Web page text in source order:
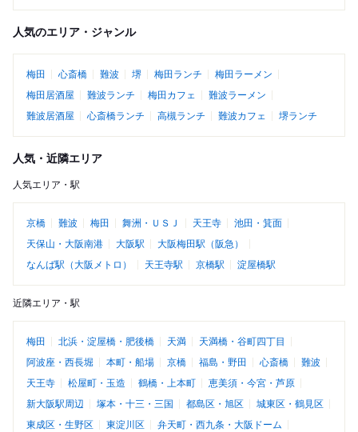
人気のエリア・ジャンル
梅田 心斎橋 難波 堺 梅田ランチ
梅田ラーメン
梅田居酒屋
難波ランチ 梅田カフェ
難波ラーメン
難波居酒屋
心斎橋ランチ 高槻ランチ 難波カフェ 堺ランチ
人気・近隣エリア
人気エリア・駅
京橋 難波 梅田 舞洲・ＵＳＪ 天王寺
池田・箕面
天保山・大阪南港
大阪駅
大阪梅田駅（阪急）
なんば駅（大阪メトロ）
天王寺駅 京橋駅 淀屋橋駅
近隣エリア・駅
梅田 北浜・淀屋橋・肥後橋 天満
天満橋・谷町四丁目
阿波座・西長堀
本町・船場 京橋 福島・野田 心斎橋
難波
天王寺
松屋町・玉造 鶴橋・上本町
恵美須・今宮・芦原
新大阪駅周辺
塚本・十三・三国 都島区・旭区
城東区・鶴見区
東成区・生野区
東淀川区
弁天町・西九条・大阪ドーム